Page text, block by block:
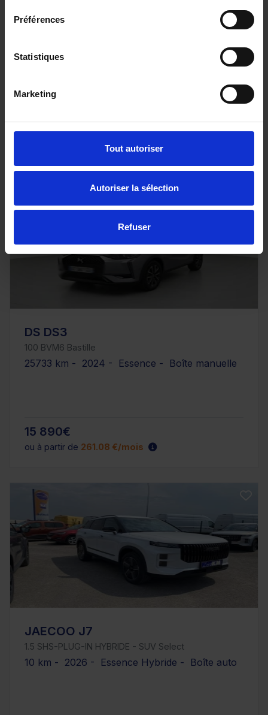
Préférences
Statistiques
Marketing
Tout autoriser
Autoriser la sélection
Refuser
20 km - 2025 - Essence - Boîte manuelle
29 890€
491.4 €/mois
DS DS3
100 BVM6 Bastille
25733 km - 2024 - Essence - Boîte manuelle
15 890€
ou à partir de 261.08 €/mois
JAECOO J7
1.5 SHS-PLUG-IN HYBRIDE - SUV Select
10 km - 2026 - Essence Hybride - Boîte auto